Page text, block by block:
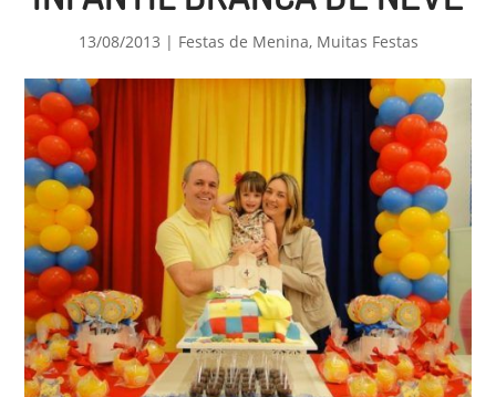
13/08/2013 | Festas de Menina, Muitas Festas